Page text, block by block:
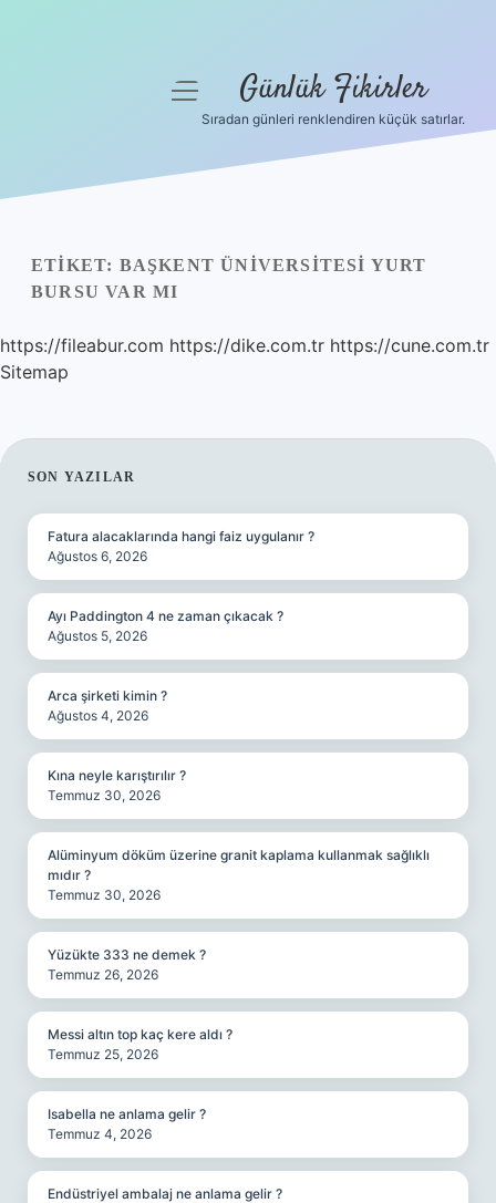
Yasal Uyarı
menüyü Günlük Fikirler
Sıradan günleri renklendiren küçük satırlar.
ETIKET: BAŞKENT ÜNIVERSITESI YURT
BURSU VAR MI
https://fileabur.com https://dike.com.tr https://cune.com.tr
Sitemap
SIDEBAR
SON YAZILAR
Fatura alacaklarında hangi faiz uygulanır ?
Ağustos 6, 2026
Ayı Paddington 4 ne zaman çıkacak ?
Ağustos 5, 2026
Arca şirketi kimin ?
Ağustos 4, 2026
Kına neyle karıştırılır ?
Temmuz 30, 2026
Alüminyum döküm üzerine granit kaplama kullanmak sağlıklı
mıdır ?
Temmuz 30, 2026
Yüzükte 333 ne demek ?
Temmuz 26, 2026
Messi altın top kaç kere aldı ?
Temmuz 25, 2026
Isabella ne anlama gelir ?
Temmuz 4, 2026
Endüstriyel ambalaj ne anlama gelir ?